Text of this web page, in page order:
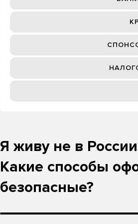
Я живу не в
Какие способы
безопасные?